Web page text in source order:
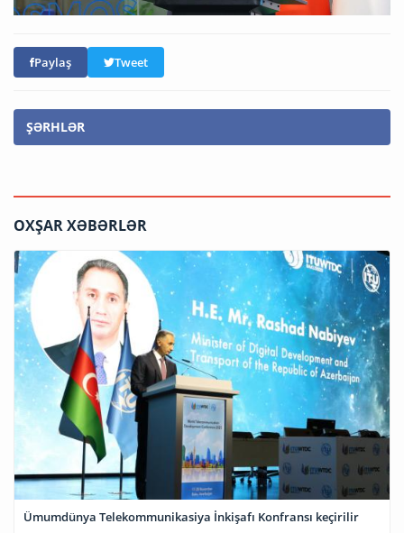
Paylaş Tweet
ŞƏRHLƏR
OXŞAR XƏBƏRLƏR
Ümumdünya Telekommunikasiya İnkişafı Konfransı keçirilir